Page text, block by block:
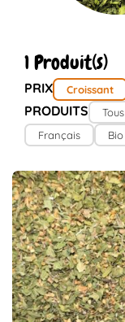
1 Produit(s)
PRIX Croissant
PRODUITS Tous
Français
Bio